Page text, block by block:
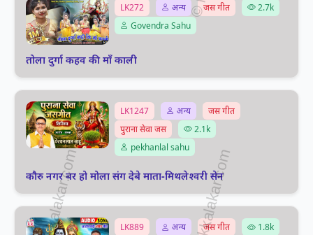
LK272 अन्य जस गीत
2.7k
Govendra Sahu
तोला दुर्गा कहव की माँ काली
LK1247 अन्य
जस गीत
पुराना सेवा जस
2.1k
pekhanlal sahu
कौरु नगर बर हो मोला संग देबे माता-मिथलेश्वरी सेन
LK889 अन्य जस गीत
1.8k